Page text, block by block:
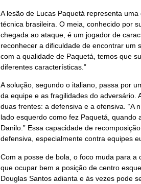
A lesão de Lucas Paquetá representa
técnica brasileira. O meia, conhecido por
chegada ao ataque, é um jogador de
reconhecer a dificuldade de encontrar um
com a qualidade de Paquetá, temos que
diferentes características.”
A solução, segundo o italiano, passa por
da equipe e as fragilidades do adversário.
duas frentes: a defensiva e a ofensiva. “A
lado esquerdo como fez Paquetá,
Danilo.” Essa capacidade de
defensiva, especialmente contra equipes
Com a posse de bola, o foco muda para a
que ocupar bem a posição de centro
Douglas Santos adianta e às vezes pode